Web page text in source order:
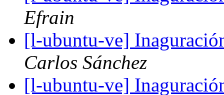
Efrain
[l-ubuntu-ve]
Carlos Sánchez
[l-ubuntu-ve]